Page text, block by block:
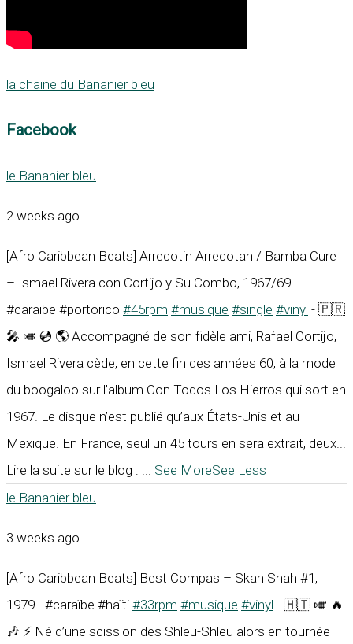
la chaine du Bananier bleu
Facebook
le Bananier bleu
2 weeks ago
[Afro Caribbean Beats] Arrecotin Arrecotan / Bamba Cure
– Ismael Rivera con Cortijo y Su Combo, 1967/69 -
#caraïbe #portorico #45rpm #musique #single #vinyl - 🇵🇷
🎤 🎺 💿 🌎 Accompagné de son fidèle ami, Rafael Cortijo,
Ismael Rivera cède, en cette fin des années 60, à la mode
du boogaloo sur l’album Con Todos Los Hierros qui sort en
1967. Le disque n’est publié qu’aux États-Unis et au
Mexique. En France, seul un 45 tours en sera extrait, deux...
Lire la suite sur le blog : ... See MoreSee Less
le Bananier bleu
3 weeks ago
[Afro Caribbean Beats] Best Compas – Skah Shah #1,
1979 - #caraïbe #haïti #33rpm #musique #vinyl - 🇭🇹 🎺 🔥
🎶 ⚡ Né d’une scission des Shleu-Shleu alors en tournée